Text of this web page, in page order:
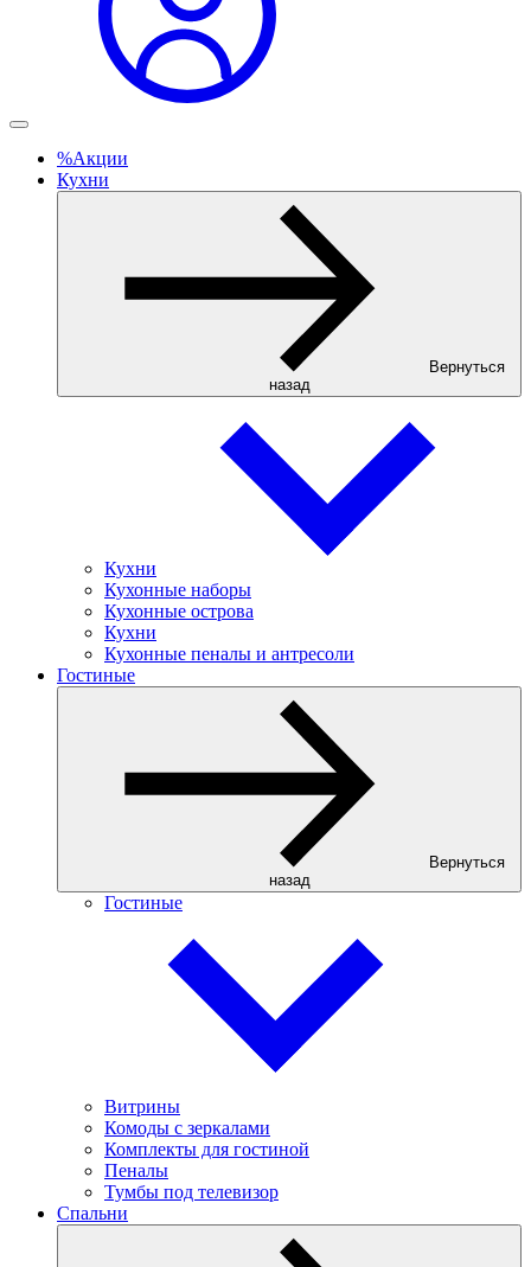
%Акции
Кухни
Вернуться
назад
Кухни
Кухонные наборы
Кухонные острова
Кухни
Кухонные пеналы и антресоли
Гостиные
Вернуться
назад
Гостиные
Витрины
Комоды с зеркалами
Комплекты для гостиной
Пеналы
Тумбы под телевизор
Спальни